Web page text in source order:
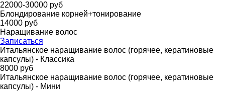
22000-30000 руб
Блондирование корней+тонирование
14000 руб
Наращивание волос
Записаться
Итальянское наращивание волос (горячее, кератиновые
капсулы) - Классика
8000 руб
Итальянское наращивание волос (горячее, кератиновые
капсулы) - Мини